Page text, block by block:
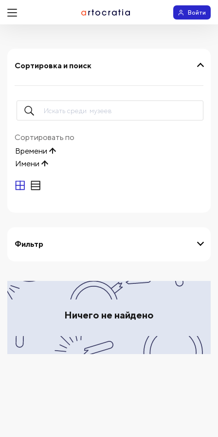
Войти
Фильтр
выберите тип институции
СБРОСИТЬ ФИЛЬТРЫ
Сортировка и поиск
Сортировать по
Времени
Имени
Ничего не найдено